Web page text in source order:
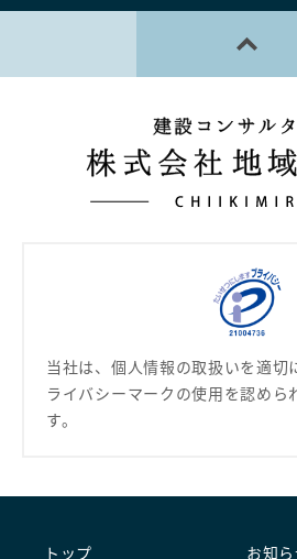
当社は、個人情報の取扱いを適切
ライバシーマークの使用を認めら
す。
トップ お知ら